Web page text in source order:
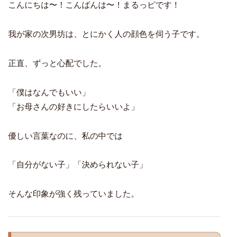
こんにちは〜！こんばんは〜！まるっピです！
我が家の次男坊は、とにかく人の顔色を伺う子です。
正直、ずっと心配でした。
「僕はなんでもいい」
「お母さんの好きにしたらいいよ」
優しい言葉なのに、私の中では
「自分がない子」「決められない子」
そんな印象が強く残っていました。